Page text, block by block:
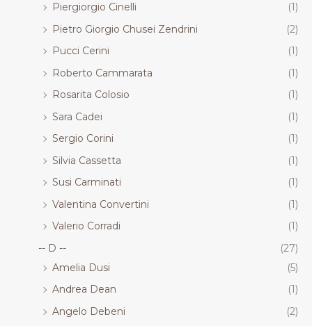
Piergiorgio Cinelli
(1)
Pietro Giorgio Chusei Zendrini
(2)
Pucci Cerini
(1)
Roberto Cammarata
(1)
Rosarita Colosio
(1)
Sara Cadei
(1)
Sergio Corini
(1)
Silvia Cassetta
(1)
Susi Carminati
(1)
Valentina Convertini
(1)
Valerio Corradi
(1)
-- D --
(27)
Amelia Dusi
(5)
Andrea Dean
(1)
Angelo Debeni
(2)